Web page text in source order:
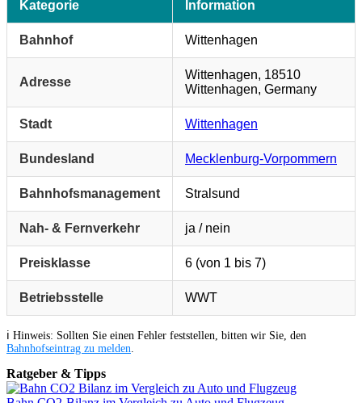
Kategorie Information
Bahnhof Wittenhagen
Adresse
Wittenhagen, 18510
Wittenhagen, Germany
Stadt Wittenhagen
Bundesland Mecklenburg-Vorpommern
Bahnhofsmanagement Stralsund
Nah- & Fernverkehr ja / nein
Preisklasse 6 (von 1 bis 7)
Betriebsstelle WWT
ℹ️ Hinweis: Sollten Sie einen Fehler feststellen, bitten wir Sie, den
Bahnhofseintrag zu melden
Ratgeber & Tipps